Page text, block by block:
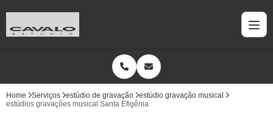
Home Serviços estúdio de gravação
estúdio gravação musical
estúdios gravações musical Santa Efigênia